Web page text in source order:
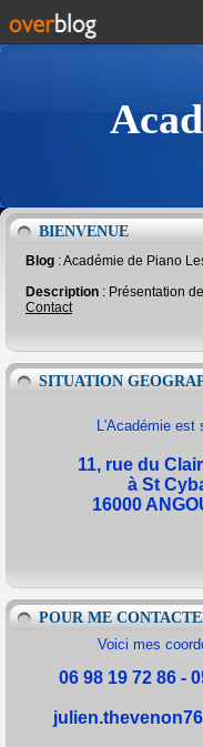
BIENVENUE
Blog : Académie de Piano
Description : Présentation
Contact
SITUATION
L'Académie est
11, rue du
à St
16000
POUR ME
Voici mes
06 98 19 72 86 -